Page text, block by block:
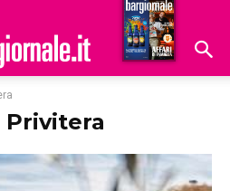
Hoteldomani
Privitera